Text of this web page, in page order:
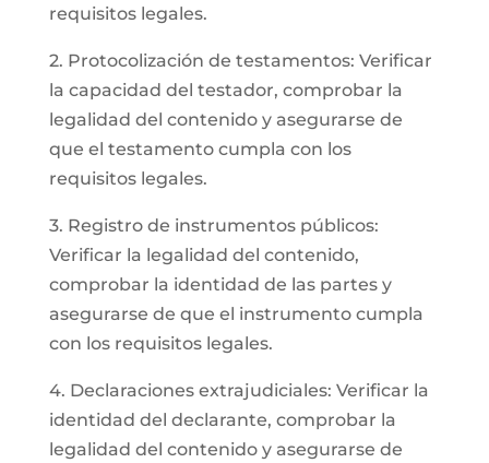
requisitos legales.
2. Protocolización de testamentos: Verificar
la capacidad del testador, comprobar la
legalidad del contenido y asegurarse de
que el testamento cumpla con los
requisitos legales.
3. Registro de instrumentos públicos:
Verificar la legalidad del contenido,
comprobar la identidad de las partes y
asegurarse de que el instrumento cumpla
con los requisitos legales.
4. Declaraciones extrajudiciales: Verificar la
identidad del declarante, comprobar la
legalidad del contenido y asegurarse de